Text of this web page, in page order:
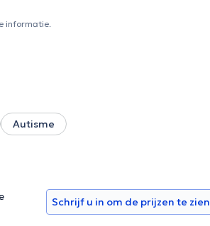
informatie.
Autisme
Schrijf u in om de prijzen te zien